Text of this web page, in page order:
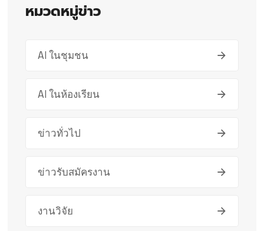
หมวดหมู่ข่าว
AI ในชุมชน
AI ในห้องเรียน
ข่าวทั่วไป
ข่าวรับสมัครงาน
งานวิจัย